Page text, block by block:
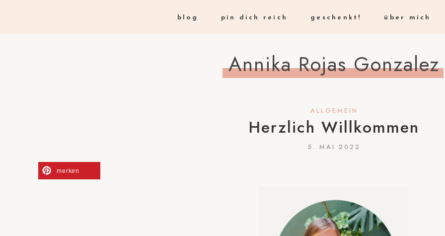
blog pin dich reich geschenkt! über mich
Annika Rojas Gonzalez
ALLGEMEIN
Herzlich Willkommen
5. MAI 2022
merken